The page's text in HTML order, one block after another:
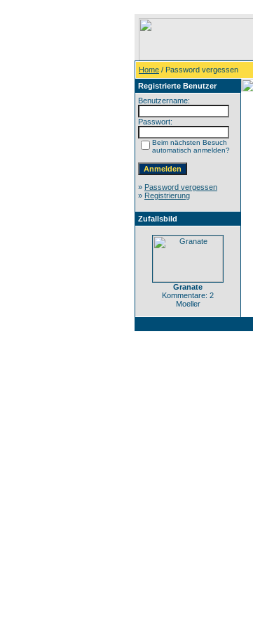
Home / Password vergessen
Registrierte Benutzer
Benutzername:
Passwort:
Beim nächsten Besuch
automatisch anmelden?
» Password vergessen
» Registrierung
Zufallsbild
Granate
Kommentare: 2
Moeller